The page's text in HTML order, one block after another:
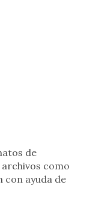
de
como
con ayuda de